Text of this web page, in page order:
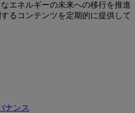
エネルギーの未来への移行を推進
るコンテンツを定期的に提供して
ナンス